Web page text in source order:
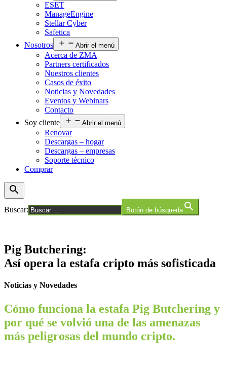
ESET
ManageEngine
Stellar Cyber
Safetica
Nosotros
Abrir el menú
Acerca de ZMA
Partners certificados
Nuestros clientes
Casos de éxito
Noticias y Novedades
Eventos y Webinars
Contacto
Soy cliente
Abrir el menú
Renovar
Descargas – hogar
Descargas – empresas
Soporte técnico
Comprar
Buscar: Botón de búsqueda
Pig Butchering:
Así opera la estafa cripto más sofisticada
Noticias y Novedades
Cómo funciona la estafa Pig Butchering y
por qué se volvió una de las amenazas
más peligrosas del mundo cripto.